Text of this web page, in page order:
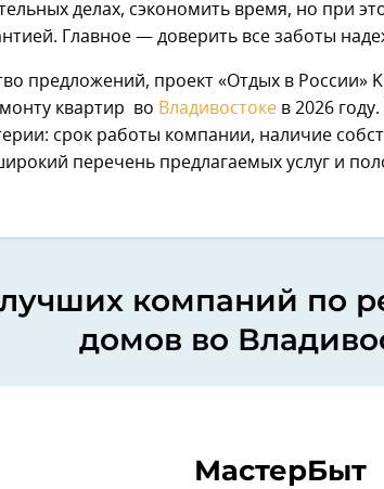
делах, сэкономить время, но при
Главное — доверить все заботы
предложений, проект «Отдых в России»
квартир во Владивостоке в 2026
срок работы компании, наличие
перечень предлагаемых услуг и
компаний по
домов во
МастерБыт